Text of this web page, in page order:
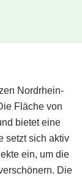
Nordrhein-
Fläche von
bietet eine
setzt sich aktiv
ein, um die
Die